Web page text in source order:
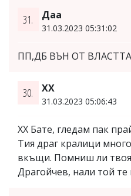
31. Даа
31.03.2023 05:31:02
ПП,ДБ ВЪН ОТ ВЛАСТТА
30. XX
31.03.2023 05:06:43
ХХ Бате, гледам пак
Тия драг кралици
вкъщи. Помниш ли
Драгойчев, нали той те